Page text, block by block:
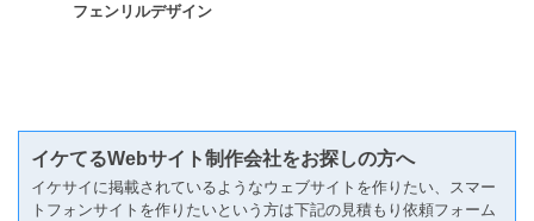
フェンリルデザイン
イケてるWebサイト制作会社をお探しの方へ
イケサイに掲載されているようなウェブサイトを作りたい、スマー
トフォンサイトを作りたいという方は下記の見積もり依頼フォーム